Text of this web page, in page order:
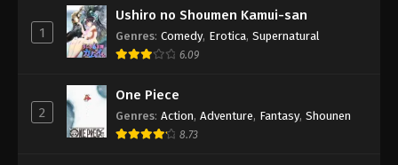
1
Ushiro no Shoumen Kamui-san
Genres: Comedy, Erotica, Supernatural
6.09
2
One Piece
Genres: Action, Adventure, Fantasy, Shounen
8.73